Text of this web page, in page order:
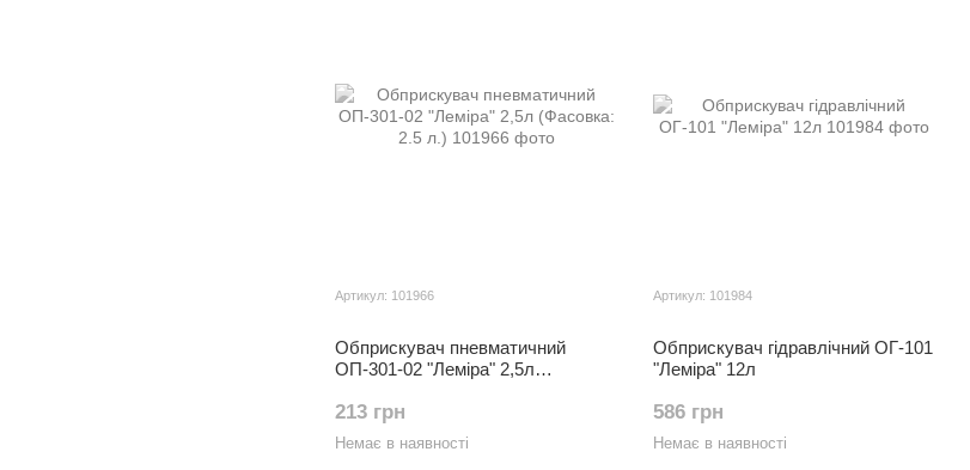
Артикул: 101966
Обприскувач пневматичний
ОП-301-02 "Лемiра" 2,5л
213 грн
Немає в наявності
Артикул: 101984
Обприскувач гідравлічний ОГ-101
"Лемiра" 12л
586 грн
Немає в наявності